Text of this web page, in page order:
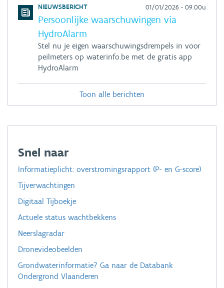
NIEUWSBERICHT 01/01/2026 - 09.00u
Persoonlijke waarschuwingen via
HydroAlarm
Stel nu je eigen waarschuwingsdrempels in voor
peilmeters op waterinfo.be met de gratis app
HydroAlarm
Toon alle berichten
Snel naar
Informatieplicht: overstromingsrapport (P- en G-score)
Tijverwachtingen
Digitaal Tijboekje
Actuele status wachtbekkens
Neerslagradar
Dronevideobeelden
Grondwaterinformatie? Ga naar de Databank
Ondergrond Vlaanderen